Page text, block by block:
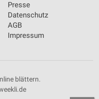
Presse
Datenschutz
AGB
Impressum
blättern.